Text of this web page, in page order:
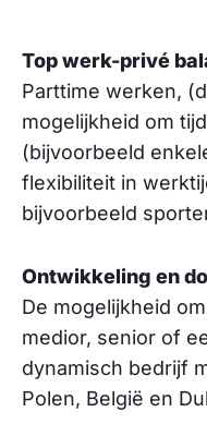
Top werk-privé
Parttime werken,
mogelijkheid om
(bijvoorbeeld
flexibiliteit in
bijvoorbeeld
Ontwikkeling en
De mogelijkheid
medior, senior of
dynamisch bedrijf
Polen, België en